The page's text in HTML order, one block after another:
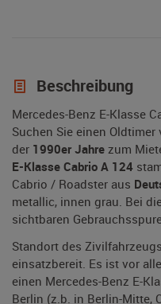
Beschreibung
Mercedes-Benz E-Klasse
Suchen Sie einen Oldtimer
der 1990er Jahre zum
E-Klasse Cabrio A 124
Cabrio / Roadster aus
metallic, innen grau. Bei
sichtbaren
Standort des
einsatzbereit. Es ist vor
einen Mercedes-Benz E-
Berlin (z.b. in Berlin-Mitte,